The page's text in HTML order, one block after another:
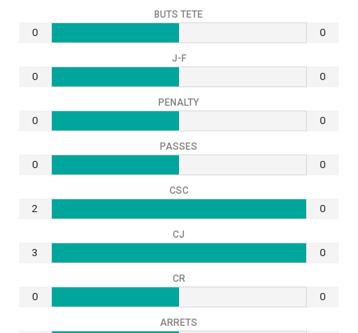
BUTS TETE
0 0
J-F
0 0
PENALTY
0 0
PASSES
0 0
CSC
2 0
CJ
3 0
CR
0 0
ARRETS